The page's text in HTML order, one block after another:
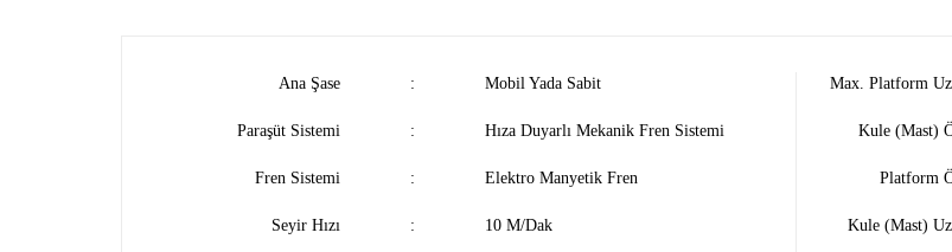
Ana Şase : Mobil Yada Sabit
Paraşüt Sistemi : Hıza Duyarlı Mekanik Fren Sistemi
Fren Sistemi : Elektro Manyetik Fren
Seyir Hızı : 10 M/Dak
Max. Platform
Kule (Mast)
Platform
Kule (Mast)